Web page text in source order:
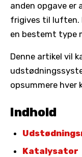
anden opgave er
frigives til luften.
en bestemt type
Denne artikel vil
opsummere hver
Indhold
Katalysator